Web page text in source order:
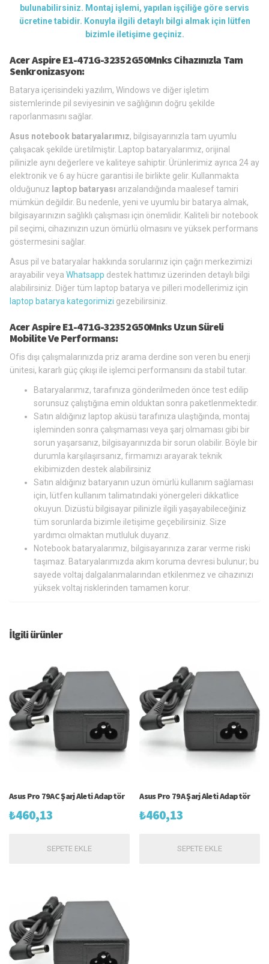
bulunabilirsiniz. Montaj işlemi, yapılan işçiliğe göre servis
ücretine tabidir. Konuyla ilgili detaylı bilgi almak için lütfen
bizimle iletişime geçiniz.
Acer Aspire E1-471G-32352G50Mnks Cihazınızla Tam
Senkronizasyon:
Batarya içerisindeki yazılım, Windows ve diğer işletim
sistemlerinde pil seviyesinin ve sağlığının doğru şekilde
raporlanmasını sağlar.
Asus notebook bataryalarımız, bilgisayarınızla tam uyumlu
çalışacak şekilde üretilmiştir. Laptop bataryalarımız, orijinal
pilinizle aynı değerlere ve kaliteye sahiptir. Ürünlerimiz ayrıca 24 ay
elektronik ve 6 ay hücre garantisi ile birlikte gelir. Kullanmakta
olduğunuz laptop bataryası arızalandığında maalesef tamiri
mümkün değildir. Bu nedenle, yeni ve uyumlu bir batarya almak,
bilgisayarınızın sağlıklı çalışması için önemlidir. Kaliteli bir notebook
pil seçimi, cihazınızın uzun ömürlü olmasını ve yüksek performans
göstermesini sağlar.
Asus pil ve bataryalar hakkında sorularınız için çağrı merkezimizi
arayabilir veya Whatsapp destek hattımız üzerinden detaylı bilgi
alabilirsiniz. Diğer tüm laptop batarya ve pilleri modellerimiz için
laptop batarya kategorimizi gezebilirsiniz.
Acer Aspire E1-471G-32352G50Mnks Uzun Süreli
Mobilite Ve Performans:
Ofis dışı çalışmalarınızda priz arama derdine son veren bu enerji
ünitesi, kararlı güç çıkışı ile işlemci performansını da stabil tutar.
Bataryalarımız, tarafınıza gönderilmeden önce test edilip
sorunsuz çalıştığına emin olduktan sonra paketlenmektedir.
Satın aldığınız laptop aküsü tarafınıza ulaştığında, montaj
işleminden sonra çalışmaması veya şarj olmaması gibi bir
sorun yaşarsanız, bilgisayarınızda bir sorun olabilir. Böyle bir
durumla karşılaşırsanız, firmamızı arayarak teknik
ekibimizden destek alabilirsiniz
Satın aldığınız bataryanın uzun ömürlü kullanım sağlaması
için, lütfen kullanım talimatındaki yönergeleri dikkatlice
okuyun. Dizüstü bilgisayar pilinizle ilgili yaşayabileceğiniz
tüm sorunlarda bizimle iletişime geçebilirsiniz. Size
yardımcı olmaktan mutluluk duyarız.
Notebook bataryalarımız, bilgisayarınıza zarar verme riski
taşımaz. Bataryalarımızda akım koruma devresi bulunur; bu
sayede voltaj dalgalanmalarından etkilenmez ve cihazınızı
yüksek voltaj risklerinden tamamen korur.
İlgili ürünler
Asus Pro 79AC Şarj Aleti Adaptör
₺460,13
SEPETE EKLE
Asus Pro 79A Şarj Aleti Adaptör
₺460,13
SEPETE EKLE